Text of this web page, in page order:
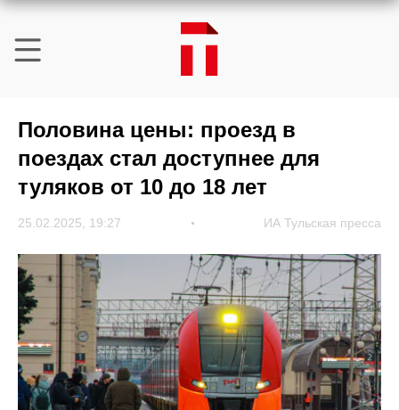
Половина цены: проезд в
поездах стал доступнее для
туляков от 10 до 18 лет
25.02.2025, 19:27 ИА Тульская пресса